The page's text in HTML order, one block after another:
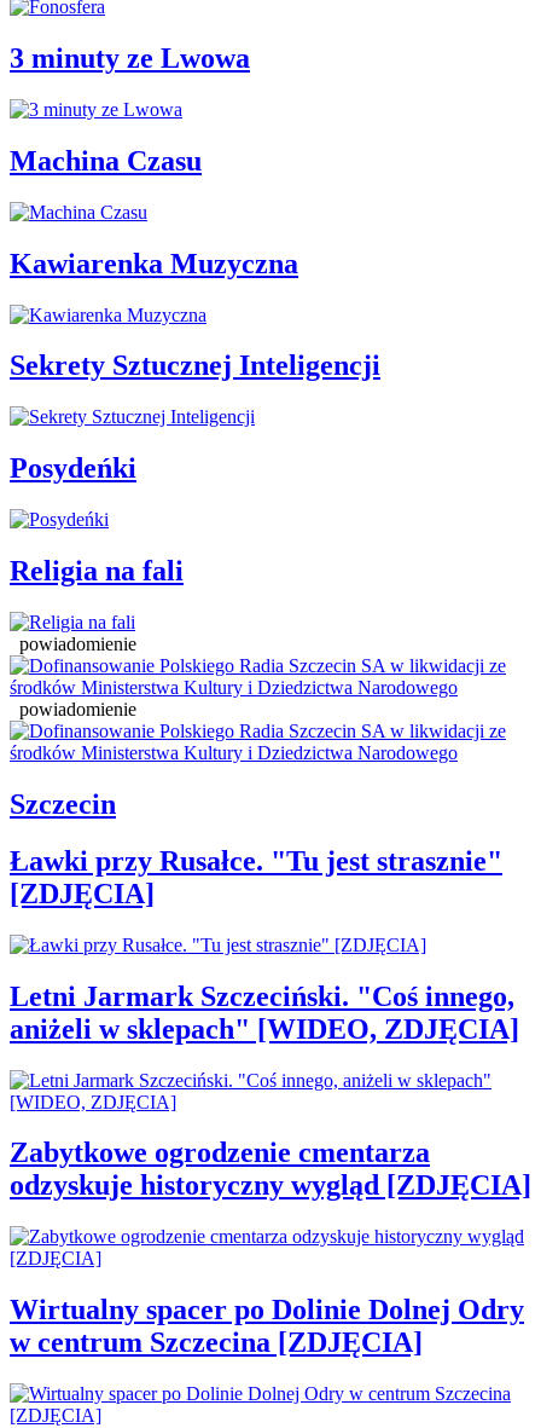
3 minuty ze Lwowa
Machina Czasu
Kawiarenka Muzyczna
Sekrety Sztucznej Inteligencji
Posydeńki
Religia na fali
powiadomienie
powiadomienie
Szczecin
Ławki przy Rusałce. "Tu jest strasznie"
[ZDJĘCIA]
Letni Jarmark Szczeciński. "Coś innego,
aniżeli w sklepach" [WIDEO, ZDJĘCIA]
Zabytkowe ogrodzenie cmentarza
odzyskuje historyczny wygląd [ZDJĘCIA]
Wirtualny spacer po Dolinie Dolnej Odry
w centrum Szczecina [ZDJĘCIA]